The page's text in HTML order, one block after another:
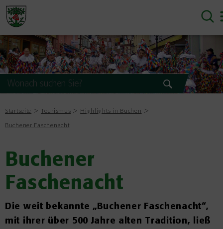
Startseite Tourismus Highlights in Buchen
Buchener Faschenacht
Buchener
Faschenacht
Die weit bekannte „Buchener Faschenacht“,
mit ihrer über 500 Jahre alten Tradition, ließ